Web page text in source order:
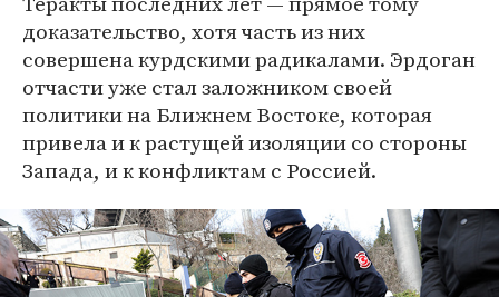
доказательство, хотя часть из них
совершена курдскими радикалами. Эрдоган
отчасти уже стал заложником своей
политики на Ближнем Востоке, которая
привела и к растущей изоляции со стороны
Запада, и к конфликтам с Россией.